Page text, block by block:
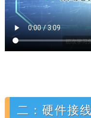
二：硬件接